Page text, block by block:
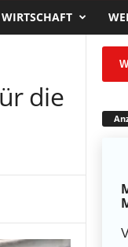
WIRTSCHAFT
die